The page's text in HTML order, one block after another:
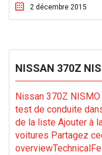
2 décembre 2015
NISSAN 370Z
Nissan 370Z
test de conduite
de la liste Ajouter à
voitures Partagez